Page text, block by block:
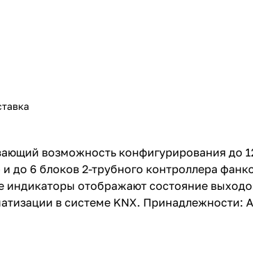
возможность конфигурирования до
6 блоков 2-трубного контроллера
отображают состояние
в системе KNX. Принадлежности: